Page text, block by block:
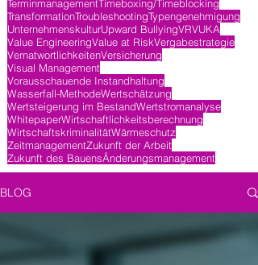
TerminmanagementTimeboxing/Timeblocking
TransformationTroubleshootingTypengenehmigung
UnternehmenskulturUpward BullyingVRVUKA
Value EngineeringValue at RiskVergabestrategie
VernatwortlichkeitenVersicherung
Visual Management
Vorausschauende Instandhaltung
Wasserfall-MethodeWertschätzung
Wertsteigerung im BestandWertstromanalyse
WhitepaperWirtschaftlichkeitsberechnung
WirtschaftskriminalitätWärmeschutz
ZeitmanagementZukunft der Arbeit
Zukunft des BauensÄnderungsmanagement
BLOG